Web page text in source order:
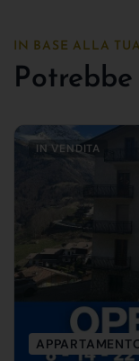
IN BASE ALLA
IN VENDITA